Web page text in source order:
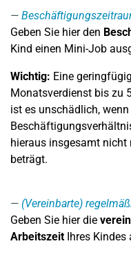
Geben Sie hier den
Kind einen Mini-Job
Wichtig: Eine
Monatsverdienst bis zu
ist es unschädlich,
hieraus insgesamt nicht
beträgt.
(Vereinbarte)
Geben Sie hier die
ArbeitszeitIhres Kindes